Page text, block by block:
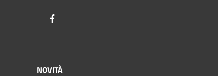
NOVITÀ